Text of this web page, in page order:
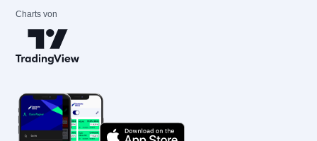
Charts von